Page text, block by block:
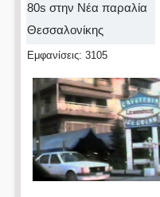
80s στην Νέα παραλία
Θεσσαλονίκης
Εμφανίσεις: 3105